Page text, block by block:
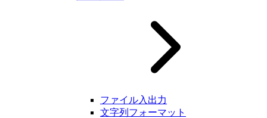
ファイル入出力
文字列フォーマット